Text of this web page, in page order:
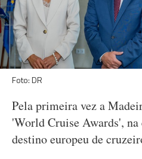
Foto: DR
Pela primeira vez a
'World Cruise Awards',
destino europeu de